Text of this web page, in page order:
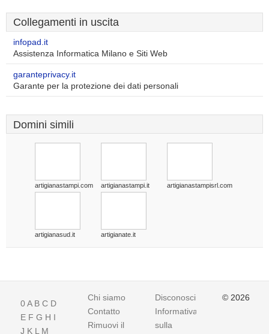
Collegamenti in uscita
infopad.it
Assistenza Informatica Milano e Siti Web
garanteprivacy.it
Garante per la protezione dei dati personali
Domini simili
artigianastampi.com artigianastampi.it artigianastampisrl.com
artigianasud.it artigianate.it
0A B C D
E F G H I
J K L M
Chi siamo
Contatto
Rimuovi il
Disconoscimento
Informativa
sulla
© 2026